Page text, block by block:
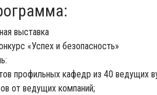
выставка
«Успех и безопасность»
профильных кафедр из 40 ведущих
от ведущих компаний;